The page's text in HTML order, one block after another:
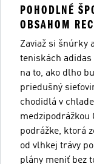
POHODLNÉ
OBSAHOM
Zaviaž si šnúrky
teniskách
na to, ako dlho
priedušný
chodidlá v
medzipodrážkou
podrážke, ktorá
od vlhkej trávy
plány meniť bez